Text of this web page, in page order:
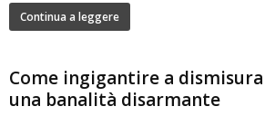
Continua a leggere
Come ingigantire a
una banalità disarmante